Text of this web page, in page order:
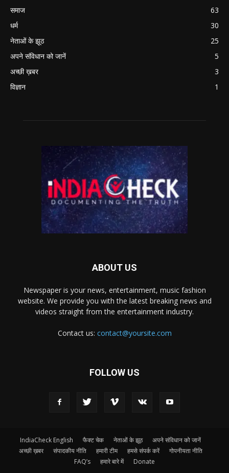
समाज
63
धर्म
30
नेताओं के झूठ
25
अपने संविधान को जानें
5
अच्छी ख़बर
3
विज्ञान
1
ABOUT US
Newspaper is your news, entertainment, music fashion
website. We provide you with the latest breaking news and
videos straight from the entertainment industry.
Contact us: contact@yoursite.com
FOLLOW US
IndiaCheck English फैक्ट चेक नेताओं के झूठ
अपने संविधान को जानें
अच्छी ख़बर
संपादकीय नीति हमारी टीम हमसे संपर्क करें
गोपनीयता नीति
FAQ’s
हमारे बारे में Donate